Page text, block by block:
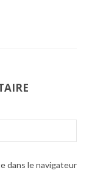
dans le navigateur